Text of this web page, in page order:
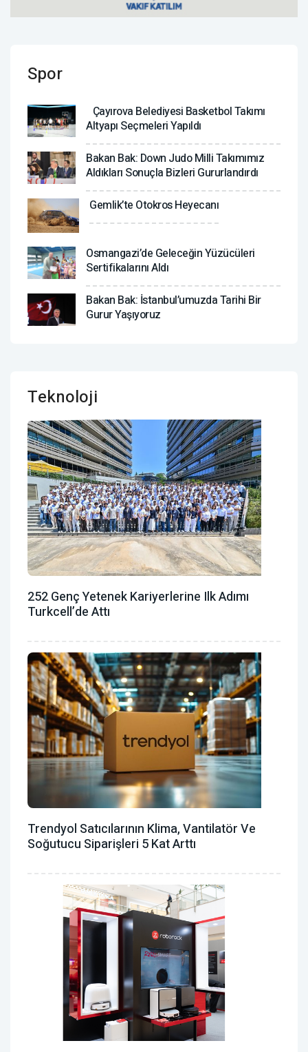
Spor
Çayırova Belediyesi Basketbol Takımı
Altyapı Seçmeleri Yapıldı
Bakan Bak: Down Judo Milli Takımımız
Aldıkları Sonuçla Bizleri Gururlandırdı
Gemlik’te Otokros Heyecanı
Osmangazi’de Geleceğin Yüzücüleri
Sertifikalarını Aldı
Bakan Bak: İstanbul’umuzda Tarihi Bir
Gurur Yaşıyoruz
Teknoloji
252 Genç Yetenek Kariyerlerine Ilk Adımı
Turkcell’de Attı
Trendyol Satıcılarının Klima, Vantilatör ‎ve
Soğutucu Siparişleri 5 Kat Arttı